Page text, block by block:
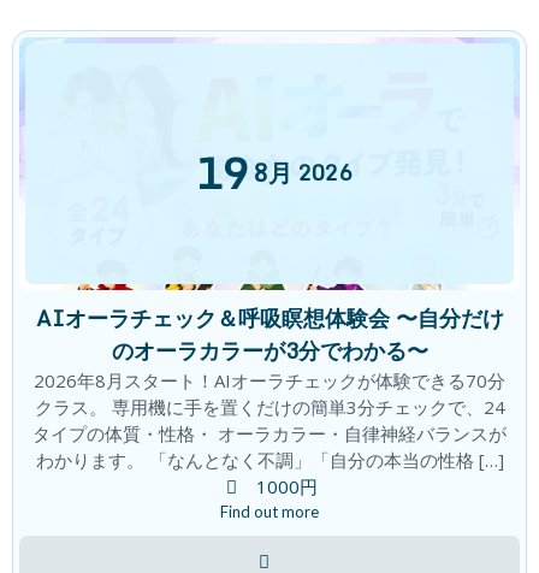
キャンペーン
体験談
口コミ
19 8月 2026
AIオーラチェック＆呼吸瞑想体験会 〜自分だけ
のオーラカラーが3分でわかる〜
2026年8月スタート！AIオーラチェックが体験できる70分
クラス。 専用機に手を置くだけの簡単3分チェックで、24
タイプの体質・性格・ オーラカラー・自律神経バランスが
わかります。 「なんとなく不調」「自分の本当の性格 […]
1000円
Find out more